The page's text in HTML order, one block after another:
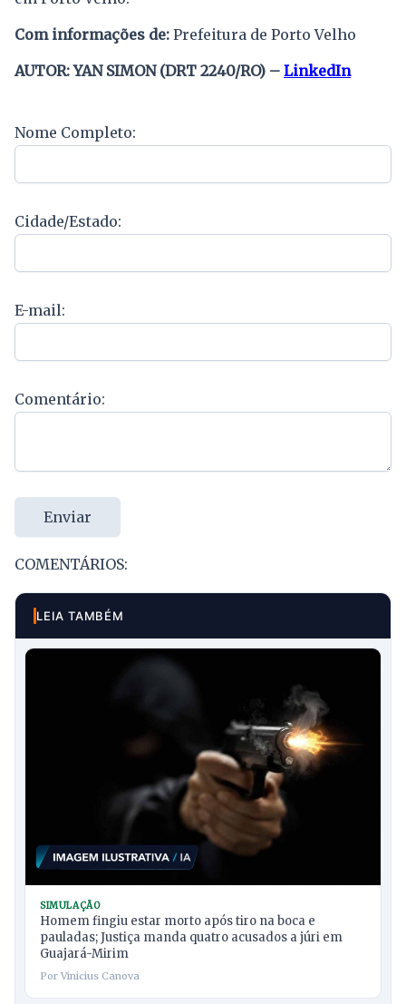
Com informações de: Prefeitura de Porto Velho
AUTOR: YAN SIMON (DRT 2240/RO) – LinkedIn
Nome Completo:
Cidade/Estado:
E-mail:
Comentário:
Enviar
COMENTÁRIOS:
LEIA TAMBÉM
SIMULAÇÃO
Homem fingiu estar morto após tiro na boca e
pauladas; Justiça manda quatro acusados a júri em
Guajará-Mirim
Por Vinicius Canova